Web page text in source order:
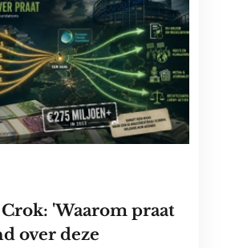
'Waarom praat
over deze